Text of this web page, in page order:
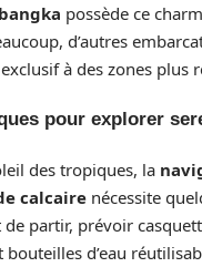
bangka possède ce
d’autres
à des zones plus
pour explorer
des tropiques, la
calcaire nécessite
de partir, prévoir
d’eau